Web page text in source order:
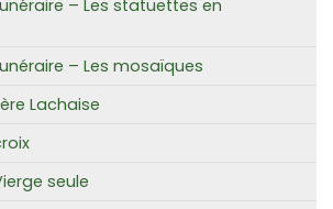
– Les statuettes en
– Les mosaïques
Lachaise
seule